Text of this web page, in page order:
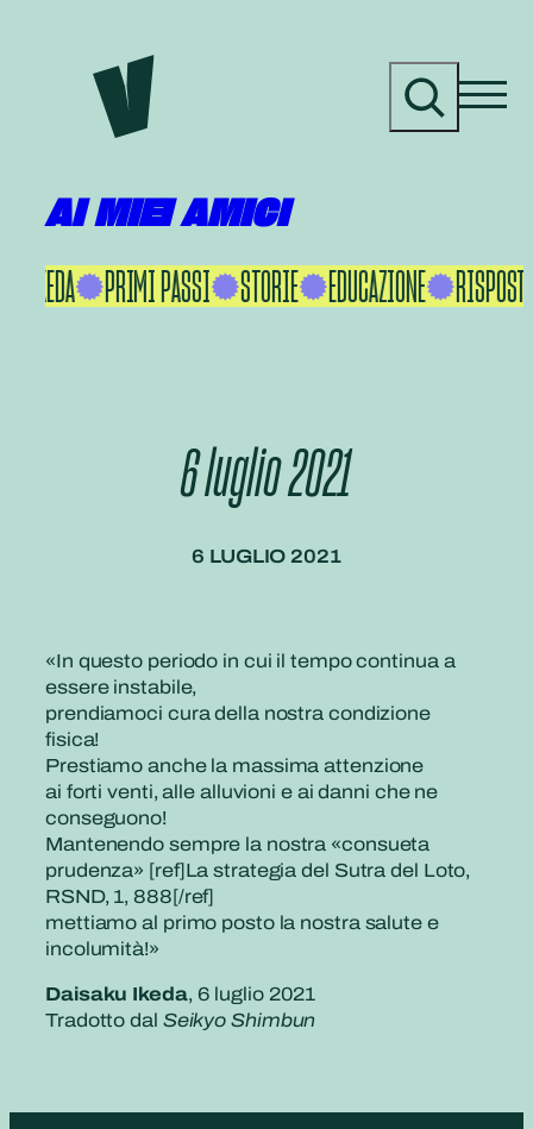
contenuto
r
AI MIEI AMICI
IKEDA PRIMI PASSI STORIE EDUCAZIONE
6 luglio 2021
6 LUGLIO 2021
«In questo periodo in cui il tempo continua a
essere instabile,
prendiamoci cura della nostra condizione
fisica!
Prestiamo anche la massima attenzione
ai forti venti, alle alluvioni e ai danni che ne
conseguono!
Mantenendo sempre la nostra «consueta
prudenza» [ref]La strategia del Sutra del Loto,
RSND, 1, 888[/ref]
mettiamo al primo posto la nostra salute e
incolumità!»
Daisaku Ikeda, 6 luglio 2021
Tradotto dal Seikyo Shimbun